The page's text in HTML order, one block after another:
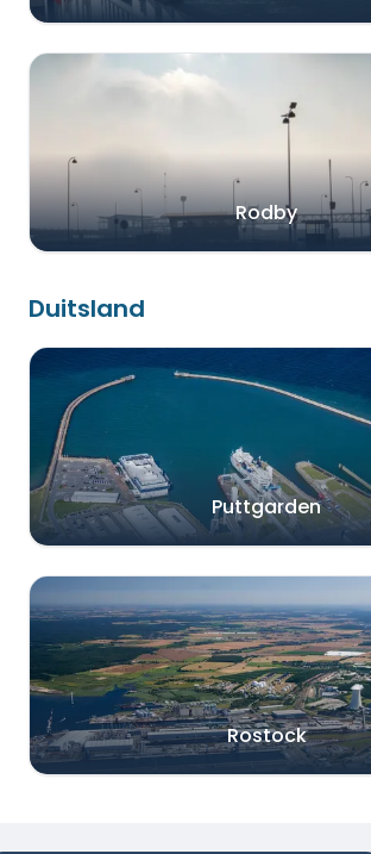
Rodby
Duitsland
Puttgarden
Rostock